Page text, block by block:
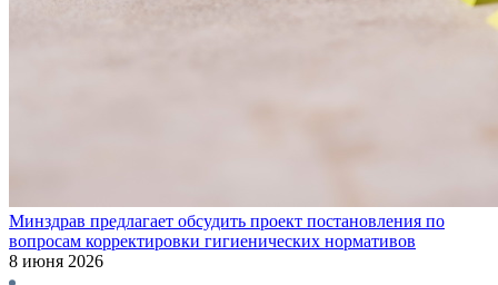
Минздрав предлагает обсудить проект постановления по
вопросам корректировки гигиенических нормативов
8 июня 2026